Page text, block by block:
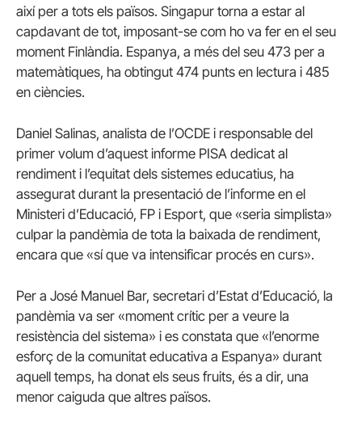
així per a tots els països. Singapur torna a estar al
capdavant de tot, imposant-se com ho va fer en el seu
moment Finlàndia. Espanya, a més del seu 473 per a
matemàtiques, ha obtingut 474 punts en lectura i 485
en ciències.
Daniel Salinas, analista de l’OCDE i responsable del
primer volum d’aquest informe PISA dedicat al
rendiment i l’equitat dels sistemes educatius, ha
assegurat durant la presentació de l’informe en el
Ministeri d’Educació, FP i Esport, que «seria simplista»
culpar la pandèmia de tota la baixada de rendiment,
encara que «sí que va intensificar procés en curs».
Per a José Manuel Bar, secretari d’Estat d’Educació, la
pandèmia va ser «moment crític per a veure la
resistència del sistema» i es constata que «l’enorme
esforç de la comunitat educativa a Espanya» durant
aquell temps, ha donat els seus fruits, és a dir, una
menor caiguda que altres països.